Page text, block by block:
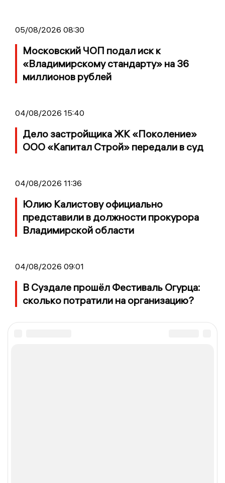
05/08/2026 08:30
Московский ЧОП подал иск к
«Владимирскому стандарту» на 36
миллионов рублей
04/08/2026 15:40
Дело застройщика ЖК «Поколение»
ООО «Капитал Строй» передали в суд
04/08/2026 11:36
Юлию Калистову официально
представили в должности прокурора
Владимирской области
04/08/2026 09:01
В Суздале прошёл Фестиваль Огурца:
сколько потратили на организацию?